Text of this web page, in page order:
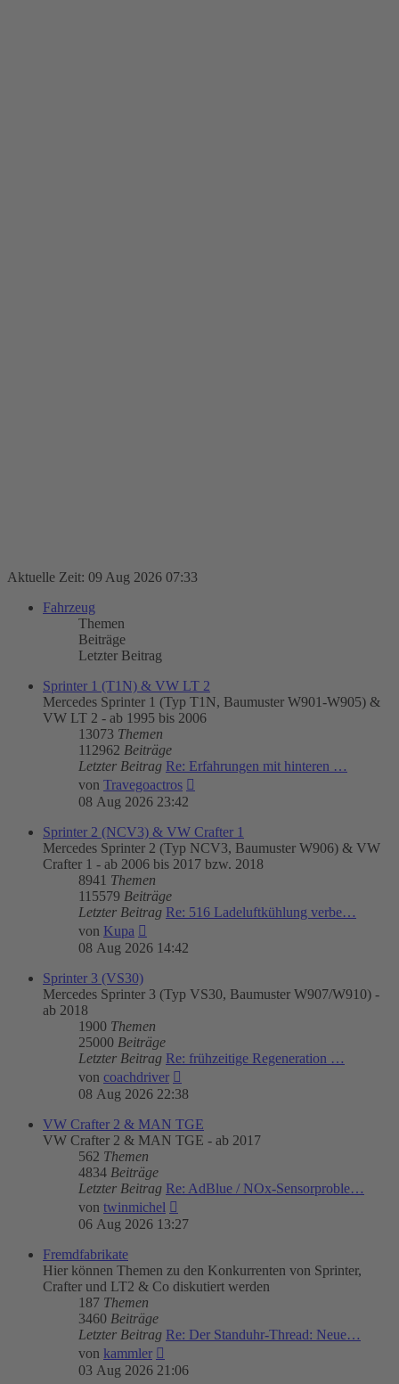
Aktuelle Zeit: 09 Aug 2026 07:33
Fahrzeug
Themen
Beiträge
Letzter Beitrag
Sprinter 1 (T1N) & VW LT 2
Mercedes Sprinter 1 (Typ T1N, Baumuster W901-W905) &
VW LT 2 - ab 1995 bis 2006
13073 Themen
112962 Beiträge
Letzter Beitrag Re: Erfahrungen mit hinteren …
von Travegoactros
08 Aug 2026 23:42
Sprinter 2 (NCV3) & VW Crafter 1
Mercedes Sprinter 2 (Typ NCV3, Baumuster W906) & VW
Crafter 1 - ab 2006 bis 2017 bzw. 2018
8941 Themen
115579 Beiträge
Letzter Beitrag Re: 516 Ladeluftkühlung verbe…
von Kupa
Beitrag
08 Aug 2026 14:42
Sprinter 3 (VS30)
Mercedes Sprinter 3 (Typ VS30, Baumuster W907/W910) -
ab 2018
1900 Themen
25000 Beiträge
Letzter Beitrag Re: frühzeitige Regeneration …
von coachdriver
Beitrag
08 Aug 2026 22:38
VW Crafter 2 & MAN TGE
VW Crafter 2 & MAN TGE - ab 2017
562 Themen
4834 Beiträge
Letzter Beitrag Re: AdBlue / NOx-Sensorproble…
von twinmichel
Beitrag
06 Aug 2026 13:27
Fremdfabrikate
Hier können Themen zu den Konkurrenten von Sprinter,
Crafter und LT2 & Co diskutiert werden
187 Themen
3460 Beiträge
Letzter Beitrag Re: Der Standuhr-Thread: Neue…
von kammler
Beitrag
03 Aug 2026 21:06